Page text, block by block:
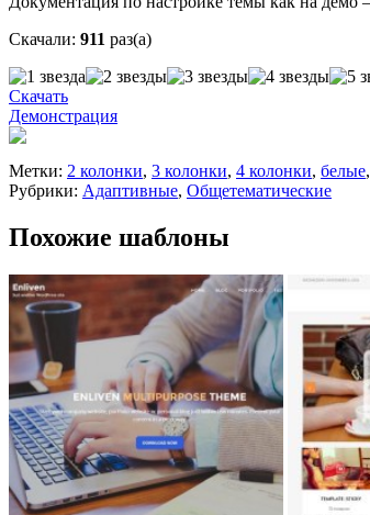
Скачали: 911 раз(а)
Скачать
Демонстрация
Метки: 2 колонки, 3 колонки, 4 колонки, белые,
Рубрики: Адаптивные, Общетематические
Похожие шаблоны